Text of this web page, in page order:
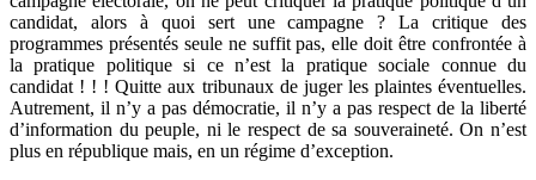
candidat, alors à quoi sert une campagne ? La critique des
programmes présentés seule ne suffit pas, elle doit être confrontée à
la pratique politique si ce n’est la pratique sociale connue du
candidat ! ! ! Quitte aux tribunaux de juger les plaintes éventuelles.
Autrement, il n’y a pas démocratie, il n’y a pas respect de la liberté
d’information du peuple, ni le respect de sa souveraineté. On n’est
plus en république mais, en un régime d’exception.